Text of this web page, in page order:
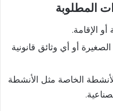
المطلوبة
الإقامة.
أو أي وثائق قانونية
الخاصة مثل الأنشطة